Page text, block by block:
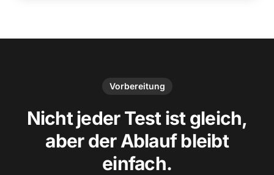
Vorbereitung
Nicht jeder Test ist gleich,
aber der Ablauf bleibt
einfach.